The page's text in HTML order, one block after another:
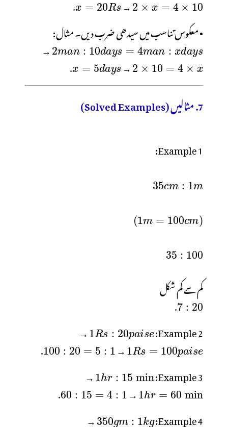
→
.
• معکوس تناسب میں سیدھی ضرب دیں۔ مثال:
→
→
.
7. مثالیں (Solved Examples)
Example 1:
کم سے کم شکل
.
Example 2:
→
→
.
Example 3:
→
→
.
Example 4:
→